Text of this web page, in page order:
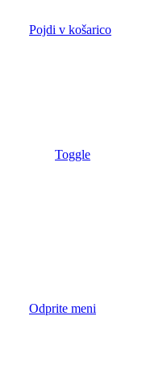
Pojdi v košarico
Toggle
Odprite meni